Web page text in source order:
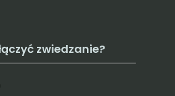
zwiedzanie?